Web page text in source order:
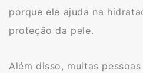
porque ele ajuda na
proteção da pele.
Além disso, muitas